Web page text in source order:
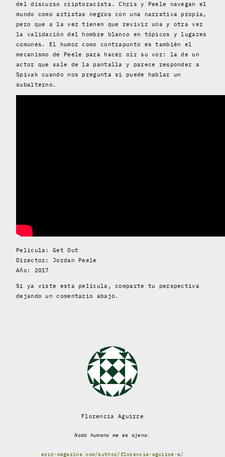
del discurso criptoracista. Chris y Peele navegan el
mundo como artistas negros con una narrativa propia,
pero que a la vez tienen que revivir una y otra vez
la validación del hombre blanco en tópicos y lugares
comunes. El humor como contrapunto es también el
mecanismo de Peele para hacer oír su voz: la de un
actor que sale de la pantalla y parece responder a
Spivak cuando nos pregunta si puede hablar un
subalterno.
Película: Get Out
Director: Jordan Peele
Año: 2017
Si ya viste esta película, comparte tu perspectiva
dejando un comentario abajo.
Florencia Aguirre
Nada humano me es ajeno.
errr-magazine.com/author/florencia-aguirre-a/